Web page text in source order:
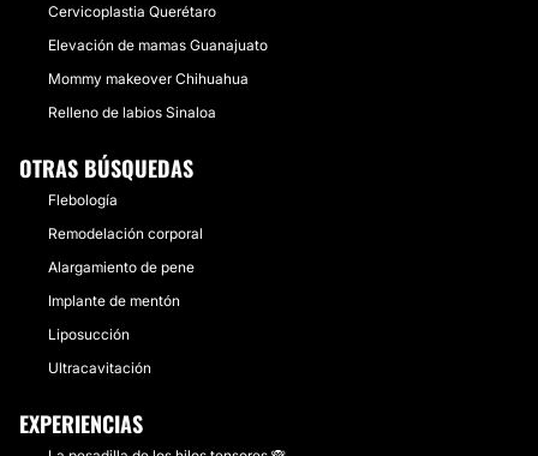
Cervicoplastia Querétaro
Elevación de mamas Guanajuato
Mommy makeover Chihuahua
Relleno de labios Sinaloa
OTRAS BÚSQUEDAS
Flebología
Remodelación corporal
Alargamiento de pene
Implante de mentón
Liposucción
Ultracavitación
EXPERIENCIAS